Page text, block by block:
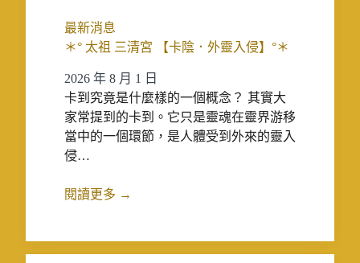
最新消息
＊° 太祖 三清宮 【卡陰．外靈入侵】°＊
2026 年 8 月 1 日
卡到究竟是什麼樣的一個概念？ 其實大
家常提到的卡到。它只是靈魂在靈界游移
當中的一個環節，是人體受到外來的靈入
侵…
閱讀更多 →